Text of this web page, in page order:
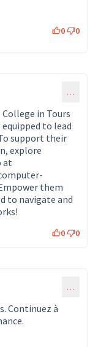
0 0
…
in Tours
to lead
support their
explore
at
externe)
them
to navigate and
0 0
…
Continuez à